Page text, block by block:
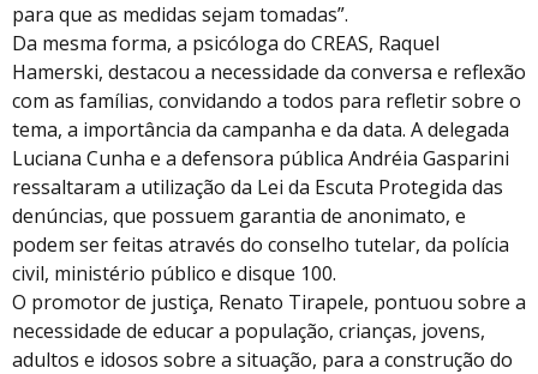
para que as medidas sejam tomadas”.
Da mesma forma, a psicóloga do CREAS, Raquel
Hamerski, destacou a necessidade da conversa e reflexão
com as famílias, convidando a todos para refletir sobre o
tema, a importância da campanha e da data. A delegada
Luciana Cunha e a defensora pública Andréia Gasparini
ressaltaram a utilização da Lei da Escuta Protegida das
denúncias, que possuem garantia de anonimato, e
podem ser feitas através do conselho tutelar, da polícia
civil, ministério público e disque 100.
O promotor de justiça, Renato Tirapele, pontuou sobre a
necessidade de educar a população, crianças, jovens,
adultos e idosos sobre a situação, para a construção do